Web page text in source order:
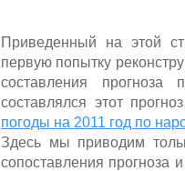
Приведенный на этой
первую попытку
составления
составлялся этот
погоды на 2011 год по
Здесь мы приводим
сопоставления прогноза